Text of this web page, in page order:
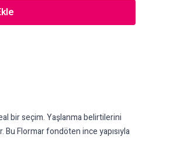
bir seçim. Yaşlanma belirtilerini
Flormar fondöten ince yapısıyla